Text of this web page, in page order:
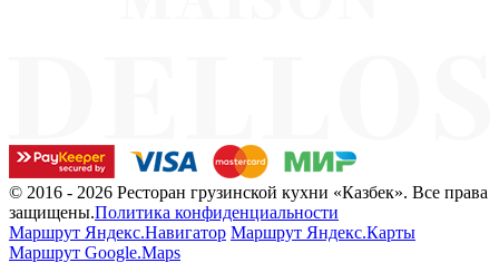
© 2016 - 2026 Ресторан грузинской кухни «Казбек». Все права
защищены.Политика конфиденциальности
Маршрут Яндекс.Навигатор Маршрут Яндекс.Карты
Маршрут Google.Maps